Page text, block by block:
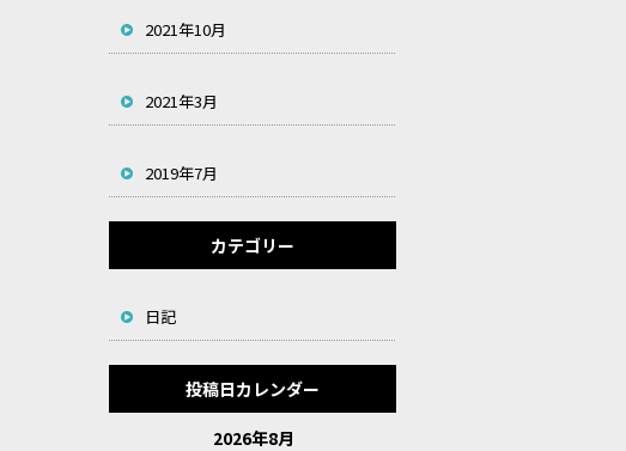
2021年10月
2021年3月
2019年7月
カテゴリー
日記
投稿日カレンダー
2026年8月